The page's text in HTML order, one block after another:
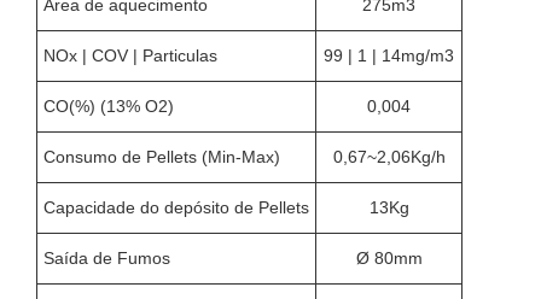
Área de aquecimento 275m3
NOx | COV | Particulas 99 | 1 | 14mg/m3
CO(%) (13% O2) 0,004
Consumo de Pellets (Min-Max) 0,67~2,06Kg/h
Capacidade do depósito de Pellets 13Kg
Saída de Fumos Ø 80mm